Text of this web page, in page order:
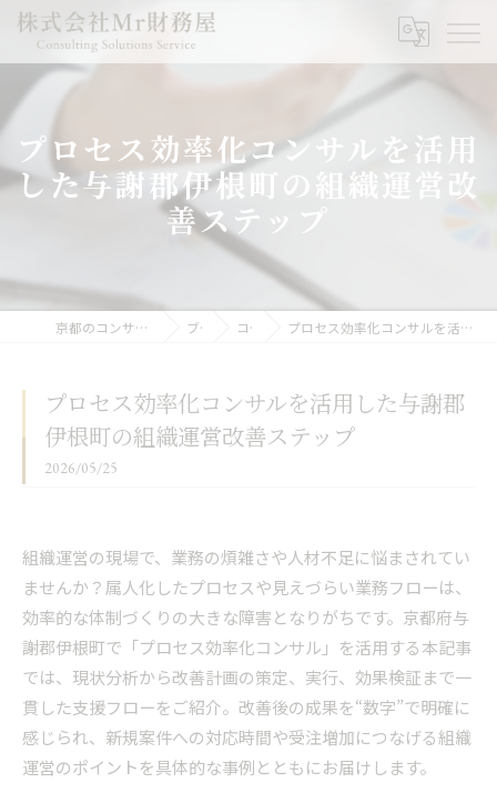
プロセス効率化コンサルを活用
した与謝郡伊根町の組織運営改
善ステップ
京都のコンサルなら株式会社Mr財務屋 ブログ コラム プロセス効率化コンサルを活用した与謝郡伊根町の組織運営改善ステップ
プロセス効率化コンサルを活用した与謝郡
伊根町の組織運営改善ステップ
2026/05/25
組織運営の現場で、業務の煩雑さや人材不足に悩まされてい
ませんか？属人化したプロセスや見えづらい業務フローは、
効率的な体制づくりの大きな障害となりがちです。京都府与
謝郡伊根町で「プロセス効率化コンサル」を活用する本記事
では、現状分析から改善計画の策定、実行、効果検証まで一
貫した支援フローをご紹介。改善後の成果を“数字”で明確に
感じられ、新規案件への対応時間や受注増加につなげる組織
運営のポイントを具体的な事例とともにお届けします。